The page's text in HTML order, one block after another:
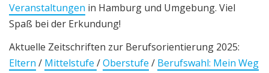
Veranstaltungen in Hamburg und Umgebung. Viel
Spaß bei der Erkundung!
Aktuelle Zeitschriften zur Berufsorientierung 2025:
Eltern / Mittelstufe /Oberstufe / Berufswahl: Mein Weg